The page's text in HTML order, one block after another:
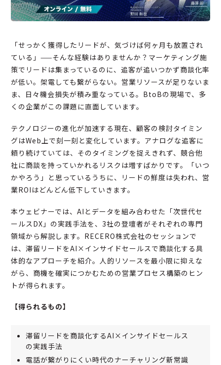
「せっかく獲得したリードが、気づけば何ヶ月も放置され
ている」——そんな経験はありませんか？マーケティング施
策でリードは集まっているのに、追客が追いつかず商談化率
が低い。架電しても繋がらない。営業リソースが足りないま
ま、日々機会損失が積み重なっている。BtoBの現場で、多
くの企業がこの課題に直面しています。
テクノロジーの進化が加速する現在、顧客の検討タイミン
グはWeb上で刻一刻と変化しています。アナログな追客に
頼り続けていては、そのタイミングを捉えきれず、競合他
社に商談を持っていかれるリスクは増すばかりです。「いつ
かやろう」と思っているうちに、リードの鮮度は失われ、営
業ROIはどんどん低下していきます。
本ウェビナーでは、AIとデータを組み合わせた「次世代セ
ールスDX」の実践手法を、3社の登壇者がそれぞれの専門
領域から解説します。RECERO株式会社のセッションで
は、滞留リードをAI×インサイドセールスで商談化する具
体的なアプローチを紹介。人的リソースを最小限に抑えな
がら、商機を確実につかむための営業プロセス構築のヒン
トが得られます。
【得られるもの】
滞留リードを商談化するAI×インサイドセールス
の実践手法
電話が繋がりにくい時代のナーチャリング新常識